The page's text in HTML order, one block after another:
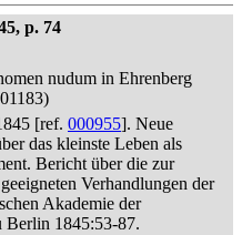
p. 74
nudum in Ehrenberg
[ref. 000955]. Neue
das kleinste Leben als
Bericht über die zur
Verhandlungen der
Akademie der
Berlin 1845:53-87.